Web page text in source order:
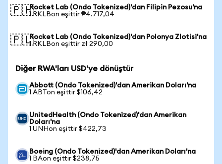
🇵🇭Rocket Lab (Ondo Tokenized)'dan Filipin Pezosu'na
1 RKLBon eşittir ₱4.717,04
🇵🇱Rocket Lab (Ondo Tokenized)'dan Polonya Zlotisi'na
1 RKLBon eşittir zł 290,00
Diğer RWA'ları USD'ye dönüştür
Abbott (Ondo Tokenized)'dan Amerikan Doları'na
1 ABTon eşittir $106,42
UnitedHealth (Ondo Tokenized)'dan Amerikan
Doları'na
1 UNHon eşittir $422,73
Boeing (Ondo Tokenized)'dan Amerikan Doları'na
1 BAon eşittir $238,75